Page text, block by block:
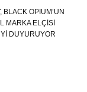
BLACK OPIUM’UN
MARKA ELÇİSİ
DUYURUYOR